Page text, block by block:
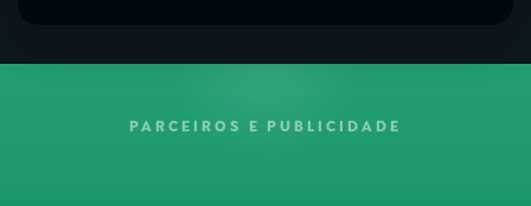
PARCEIROS E PUBLICIDADE